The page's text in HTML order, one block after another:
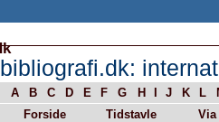
bibliografi.dk:
A B C D E F G H J K L
Forside
Tidstavle Via